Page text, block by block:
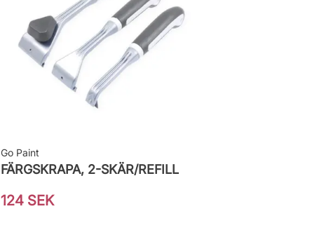
Go Paint
FÄRGSKRAPA, 2-SKÄR/REFILL
124 SEK